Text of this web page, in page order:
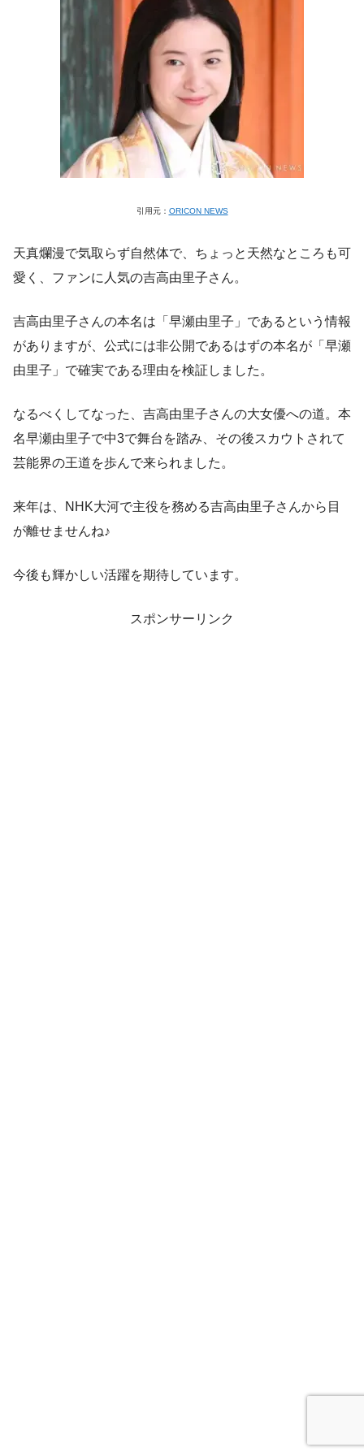
引用元： ORICON NEWS
天真爛漫で気取らず自然体で、ちょっと天然なところも可
愛く、ファンに人気の吉高由里子さん。
吉高由里子さんの本名は「早瀬由里子」であるという情報
がありますが、公式には非公開であるはずの本名が「早瀬
由里子」で確実である理由を検証しました。
なるべくしてなった、吉高由里子さんの大女優への道。本
名早瀬由里子で中3で舞台を踏み、その後スカウトされて
芸能界の王道を歩んで来られました。
来年は、NHK大河で主役を務める吉高由里子さんから目
が離せませんね♪
今後も輝かしい活躍を期待しています。
スポンサーリンク